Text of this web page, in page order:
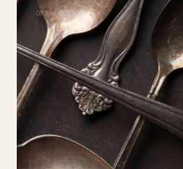
08 Mai 2026 · 6 min